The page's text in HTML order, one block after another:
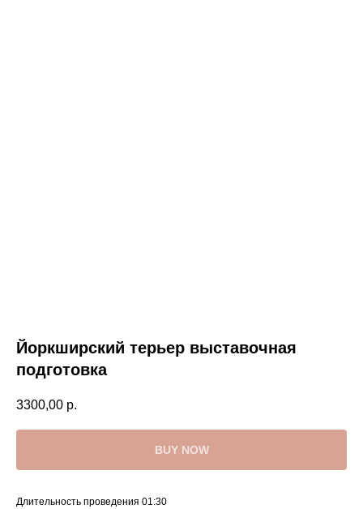
Йоркширский терьер выставочная
подготовка
3300,00 р.
BUY NOW
Длительность проведения 01:30